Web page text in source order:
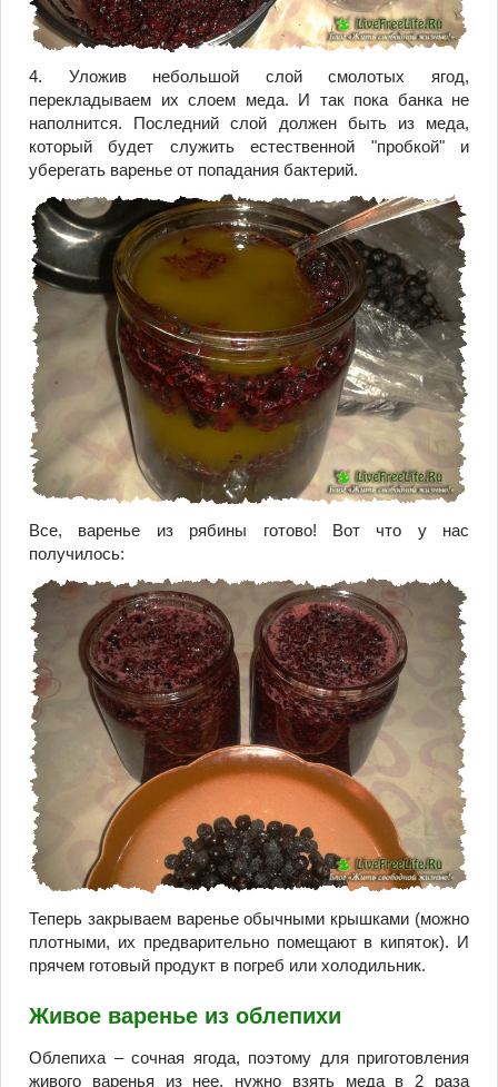
4. Уложив небольшой слой смолотых ягод,
перекладываем их слоем меда. И так пока банка не
наполнится. Последний слой должен быть из меда,
который будет служить естественной "пробкой" и
уберегать варенье от попадания бактерий.
Все, варенье из рябины готово! Вот что у нас
получилось:
Теперь закрываем варенье обычными крышками (можно
плотными, их предварительно помещают в кипяток). И
прячем готовый продукт в погреб или холодильник.
Живое варенье из облепихи
Облепиха – сочная ягода, поэтому для приготовления
живого варенья из нее, нужно взять меда в 2 раза